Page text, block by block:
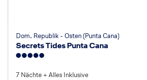
Dom. Republik - Osten (Punta Cana)
Secrets Tides Punta Cana
7 Nächte + Alles Inklusive